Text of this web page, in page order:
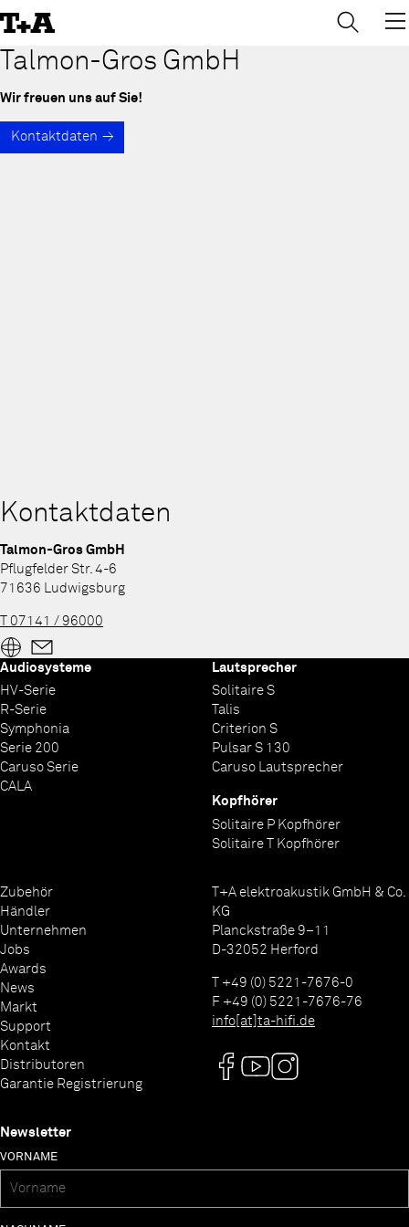
to
Content
Talmon-Gros GmbH
Wir freuen uns auf Sie!
Kontaktdaten
Kontaktdaten
Talmon-Gros GmbH
Pflugfelder Str. 4-6
71636 Ludwigsburg
T 07141 / 96000
Audiosysteme
HV-Serie
R-Serie
Symphonia
Serie 200
Caruso Serie
CALA
Lautsprecher
Solitaire S
Talis
Criterion S
Pulsar S 130
Caruso Lautsprecher
Kopfhörer
Solitaire P Kopfhörer
Solitaire T Kopfhörer
Zubehör
Händler
Unternehmen
Jobs
Awards
News
Markt
Support
Kontakt
Distributoren
Garantie Registrierung
T+A elektroakustik GmbH & Co.
KG
Planckstraße 9–11
D-32052 Herford
T +49 (0) 5221-7676-0
F +49 (0) 5221-7676-76
info[at]ta-hifi.de
Newsletter
VORNAME
→ ×